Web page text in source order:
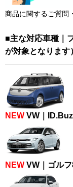
商品に関するご質問
■主な対応車種｜
が対象となります
NEW VW｜
NEW VW｜ゴル